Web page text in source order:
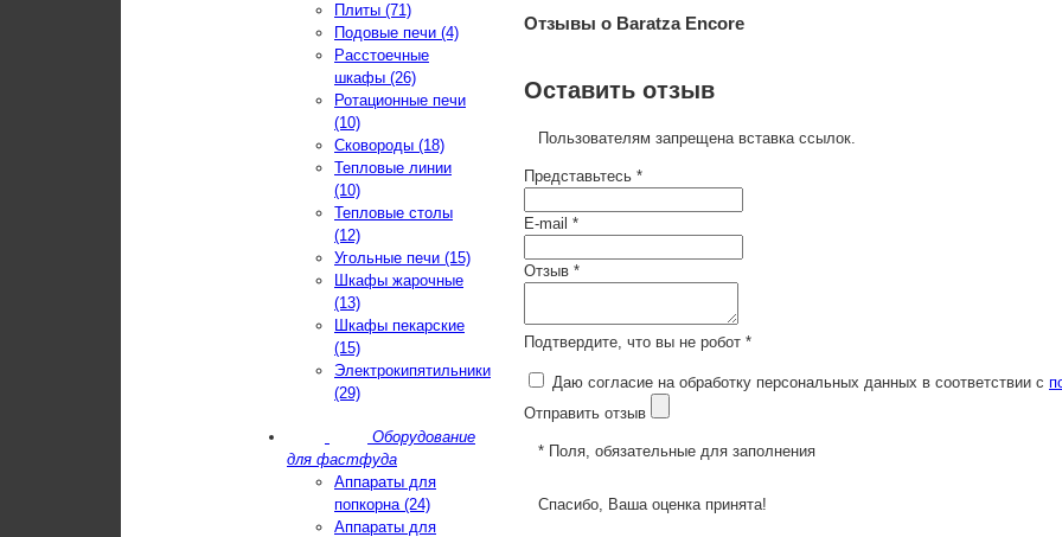
Отзывы о Baratza Encore
Оставить отзыв
Пользователям запрещена вставка ссылок.
Представьтесь *
E-mail *
Отзыв *
Подтвердите, что вы не робот *
Даю согласие на обработку персональных данных в соответствии с
Отправить отзыв
* Поля, обязательные для заполнения
Спасибо, Ваша оценка принята!
Плиты (71)
Подовые печи (4)
Расстоечные
шкафы (26)
Ротационные печи
(10)
Сковороды (18)
Тепловые линии
(10)
Тепловые столы
(12)
Угольные печи (15)
Шкафы жарочные
(13)
Шкафы пекарские
(15)
Электрокипятильники
(29)
Оборудование
для фастфуда
Аппараты для
попкорна (24)
Аппараты для